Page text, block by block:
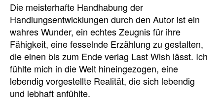
Die meisterhafte Handhabung der
Handlungsentwicklungen durch den Autor ist ein
wahres Wunder, ein echtes Zeugnis für ihre
Fähigkeit, eine fesselnde Erzählung zu gestalten,
die einen bis zum Ende verlag Last Wish lässt. Ich
fühlte mich in die Welt hineingezogen, eine
lebendig vorgestellte Realität, die sich lebendig
und lebhaft anfühlte.